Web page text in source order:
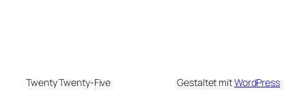
Twenty Twenty-Five Gestaltet mitWordPress